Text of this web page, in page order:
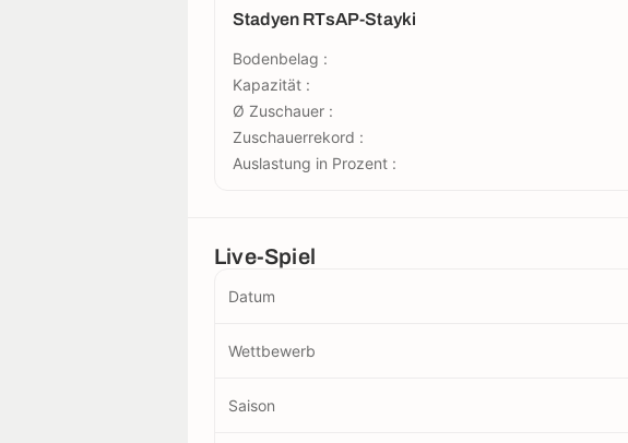
Stadyen RTsAP-Stayki
Bodenbelag :
Kapazität :
Ø Zuschauer :
Zuschauerrekord :
Auslastung in Prozent :
Live-Spiel
Datum
Wettbewerb
Saison